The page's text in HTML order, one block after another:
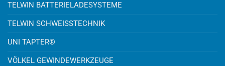
TELWIN BATTERIELADESYSTEME
TELWIN SCHWEISSTECHNIK
UNI TAPTER®
VÖLKEL GEWINDEWERKZEUGE